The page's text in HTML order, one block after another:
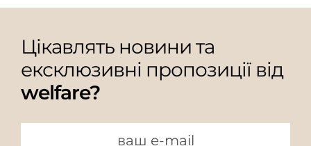
Цікавлять новини та
ексклюзивні пропозиції від
welfare?